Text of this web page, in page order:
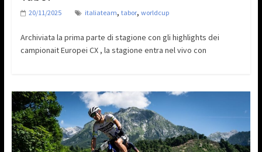
20/11/2025 italiateam, tabor, worldcup
Archiviata la prima parte di stagione con gli highlights dei
campionait Europei CX , la stagione entra nel vivo con